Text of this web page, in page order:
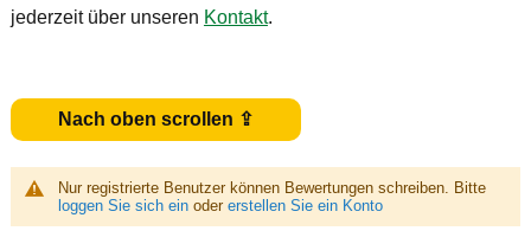
jederzeit über unseren Kontakt.
Nach oben scrollen ⇪
Nur registrierte Benutzer können Bewertungen schreiben. Bitte
loggen Sie sich einoder erstellen Sie ein Konto